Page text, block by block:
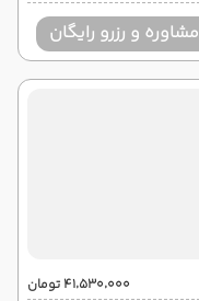
مشاوره و رزرو رایگان
۴۱٬۵۳۰٬۰۰۰ تومان